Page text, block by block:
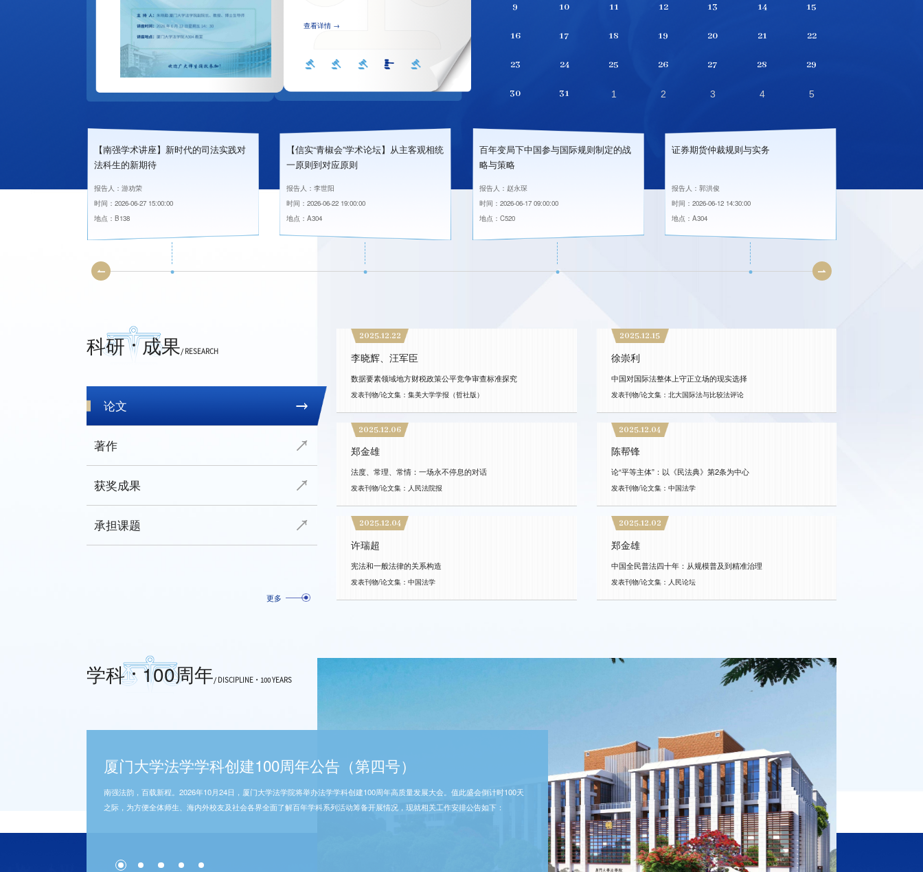
查看详情 →
查看详情 →
查看详情 →
9 10 11 12 13 14 15
16 17 18 19 20 21 22
23 24 25 26 27 28 29
30 31 1 2 3 4 5
【南强学术讲座】新时代的司法实践对
法科生的新期待
报告人：游劝荣
时间：2026-06-27 15:00:00
地点：B138
【信实“青椒会”学术论坛】从主客观相统
一原则到对应原则
报告人：李世阳
时间：2026-06-22 19:00:00
地点：A304
百年变局下中国参与国际规则制定的战
略与策略
报告人：赵永琛
时间：2026-06-17 09:00:00
地点：C520
证券期货仲裁规则与实务
报告人：郭洪俊
时间：2026-06-12 14:30:00
地点：A304
报告人：范铭超
科研 成果/ RESEARCH
论文
著作
获奖成果
承担课题
2025.12.22
李晓辉、汪军臣
数据要素领域地方财税政策公平竞争审查标准探究
发表刊物/论文集：集美大学学报（哲社版）
2025.12.15
徐崇利
中国对国际法整体上守正立场的现实选择
发表刊物/论文集：北大国际法与比较法评论
2025.12.06
郑金雄
法度、常理、常情：一场永不停息的对话
发表刊物/论文集：人民法院报
2025.12.04
陈帮锋
论“平等主体”：以《民法典》第2条为中心
发表刊物/论文集：中国法学
2025.12.04
许瑞超
宪法和一般法律的关系构造
发表刊物/论文集：中国法学
2025.12.02
郑金雄
中国全民普法四十年：从规模普及到精准治理
发表刊物/论文集：人民论坛
更多
学科 100周年/ DISCIPLINE·100 YEARS
厦门大学法学学科创建100周年公告（第二号）
百年回望，续写华章。自厦门大学法学学科创建100周年公告（第一号）公布以来，海内外校友热忱响应、深情寄语，社会各界
殷切关注、鼎力支持，全院师生凝心聚力、精心筹备。目前，各项筹备工作有序推进。经集思广益、审慎遴选，现将厦门大学法
厦门大学法学学科创建100周年公告（第四号）
南强法韵，百载新程。2026年10月24日，厦门大学法学院将举办法学学科创建100周年高质量发展大会。值此盛会倒计时100天
之际，为方便全体师生、海内外校友及社会各界全面了解百年学科系列活动筹备开展情况，现就相关工作安排公告如下：
官宣｜厦法专属吉祥物“厦小廌”正式亮相！
2026年，厦门大学法学学科迎来创建100周年的里程碑时刻。赓续南强法韵，扬帆百载新程。今日，厦大法学吉祥物厦小廌重磅
首发！配套微信动态表情包、原创校园主题动画短片同步上线，以萌趣治愈的国风形象传递法治情怀，献礼法科百年。
厦门大学法学学科创建100周年公告（第三号）
2026年，厦门大学法学学科迎来创建100周年的里程碑时刻。百年法府，文脉绵长；巍巍南强，众力共襄。一代代厦大法学人薪
火相传、笃行不怠，始终与国家法治建设同频共振，与厦大精神共生共荣，共同铸就了今日南强法学的坚实基业。学科发展建设
重磅发布｜厦门大学法学学科100周年视觉识别系统
1926年，厦门大学设立法科奠定百年学科根基。2026年，厦大法学学科迎来创建百年历史性时刻。“厦门大学法学学科100周年视
觉识别系统”正式发布。本次发布以规范、统一、庄重的视觉语言，致敬百年法学征程，践行法治信仰与时代担当，共启厦法新篇
厦门大学法学学科创建100周年公告（第二号）
百年回望，续写华章。自厦门大学法学学科创建100周年公告（第一号）公布以来，海内外校友热忱响应、深情寄语，社会各界
殷切关注、鼎力支持，全院师生凝心聚力、精心筹备。目前，各项筹备工作有序推进。经集思广益、审慎遴选，现将厦门大学法
厦门大学法学学科创建100周年公告（第四号）
南强法韵，百载新程。2026年10月24日，厦门大学法学院将举办法学学科创建100周年高质量发展大会。值此盛会倒计时100天
之际，为方便全体师生、海内外校友及社会各界全面了解百年学科系列活动筹备开展情况，现就相关工作安排公告如下：